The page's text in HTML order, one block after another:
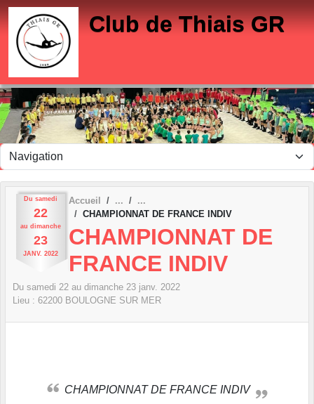
Club de Thiais GR
Du samedi
22
au dimanche
23
JANV. 2022
Accueil
CHAMPIONNAT DE FRANCE INDIV
CHAMPIONNAT DE
FRANCE INDIV
Du samedi 22 au dimanche 23 janv. 2022
Lieu : 62200 BOULOGNE SUR MER
CHAMPIONNAT DE FRANCE INDIV
Panneau de gestion des cookies